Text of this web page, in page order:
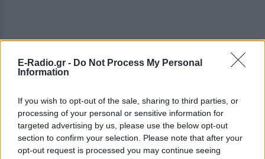
E-Radio.gr - Do Not Process My Personal
Information
If you wish to opt-out of the sale, sharing to third parties, or
processing of your personal or sensitive information for
targeted advertising by us, please use the below opt-out
section to confirm your selection. Please note that after your
opt-out request is processed you may continue seeing